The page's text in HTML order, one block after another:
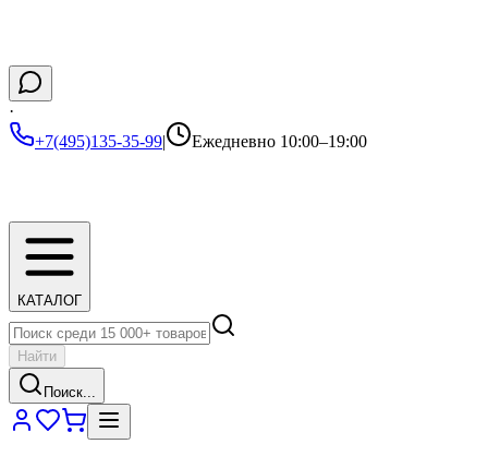
·
+7(495)135-35-99| Ежедневно 10:00–19:00
КАТАЛОГ
Найти
Поиск...